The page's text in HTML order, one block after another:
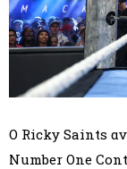
Ο Ricky Saints
Number One